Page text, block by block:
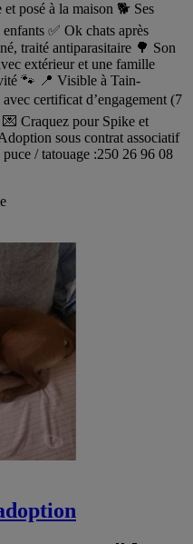
posé à la maison 🐕 Ses
✅ Ok chats après
traité antiparasitaire 🌳 Son
extérieur et une famille
🐾 📍 Visible à Tain-
certificat d’engagement (7
Craquez pour Spike et
sous contrat associatif
/ tatouage :250 26 96 08